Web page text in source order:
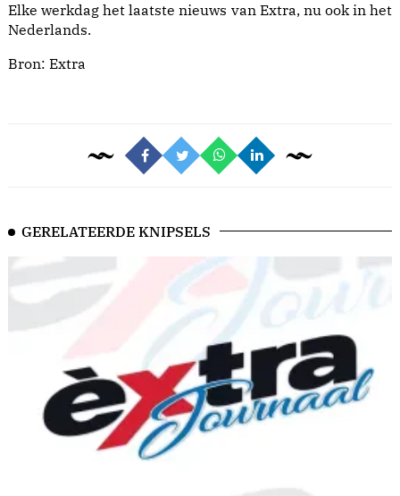
Elke werkdag het laatste nieuws van Extra, nu ook in het
Nederlands.
Bron: Extra
GERELATEERDE KNIPSELS